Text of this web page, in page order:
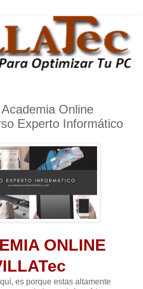
Online
Experto Informático
ONLINE
es porque estas altamente